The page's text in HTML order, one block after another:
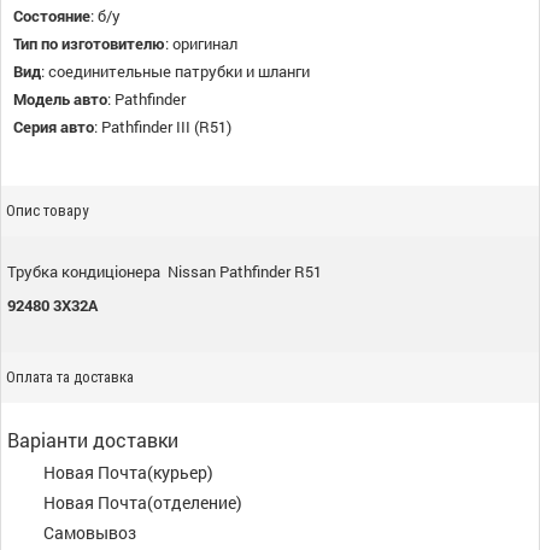
Состояние:б/у
Тип по изготовителю:оригинал
Вид:соединительные патрубки и шланги
Модель авто: Pathfinder
Серия авто: Pathfinder III (R51)
Опис товару
Трубка кондиціонера Nissan Pathfinder R51
92480 3X32A
Оплата та доставка
Варіанти доставки
Новая Почта(курьер)
Новая Почта(отделение)
Самовывоз